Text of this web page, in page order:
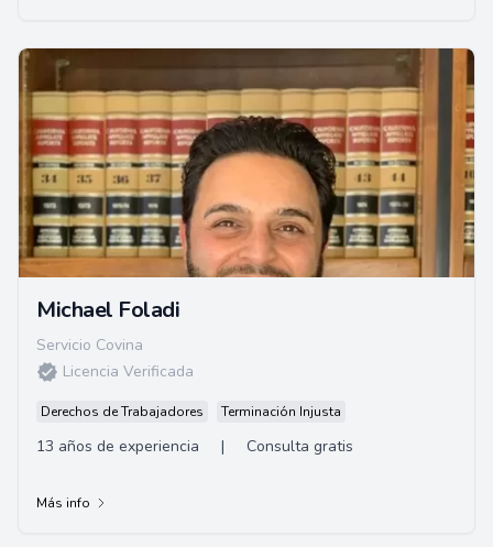
Michael Foladi
Servicio Covina
Licencia Verificada
Derechos de Trabajadores Terminación Injusta
13 años de experiencia | Consulta gratis
Más info